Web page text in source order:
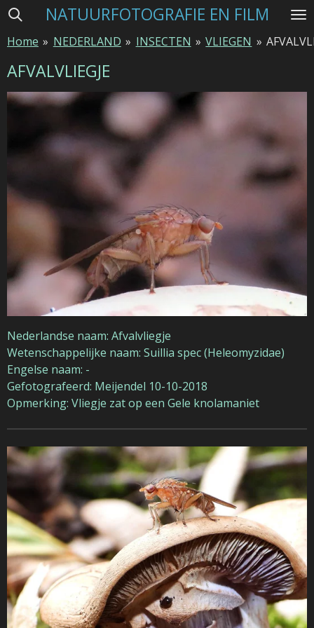
Ga
naar
de
NATUURFOTOGRAFIE EN FILM
Home » NEDERLAND » INSECTEN » VLIEGEN »
AFVALVLIEGJE
Nederlandse naam: Afvalvliegje
Wetenschappelijke naam: Suillia spec(Heleomyzidae)
Engelse naam: -
Gefotografeerd: Meijendel 10-10-2018
Opmerking: Vliegje zat op een Gele knolamaniet